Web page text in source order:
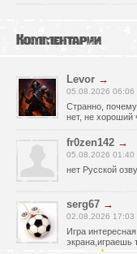
Комментарии
Levor →
05.08.2026 06:06
Странно,
нет, не хороший
fr0zen142 →
05.08.2026 01:40
нет Русской
serg67 →
02.08.2026 17:03
Игра
экрана,играешь